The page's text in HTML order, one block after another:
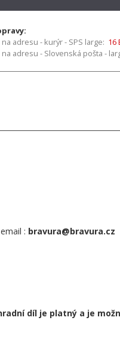
adresu - kurýr - SPS large: 16
na adresu - Slovenská pošta -
: bravura@bravura.cz
díl je platný a je